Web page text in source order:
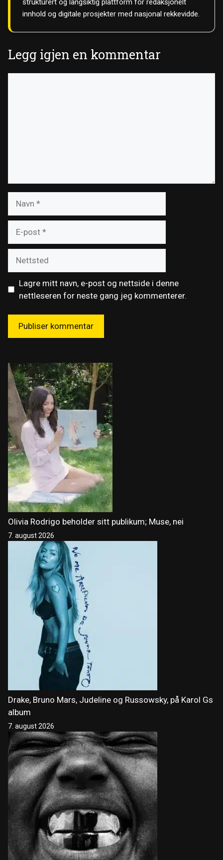
strukturert og langsiktig plattform for redaksjonelt
innhold og digitale prosjekter med nasjonal rekkevidde.
Legg igjen en kommentar
post
Lagre mitt navn, e-post og nettside i denne
nettleseren for neste gang jeg kommenterer.
Olivia Rodrigo beholder sitt publikum; Muse, nei
7. august 2026
Drake, Bruno Mars, Judeline og Russowsky, på Karol Gs
album
7. august 2026